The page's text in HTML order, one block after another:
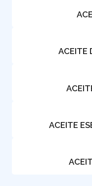
ACEITE
ACEITE